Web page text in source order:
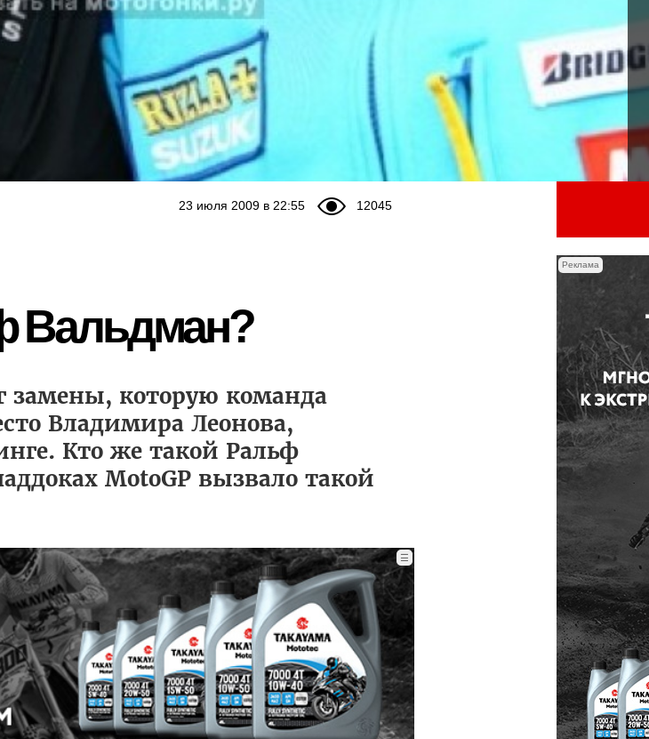
Реклама
12045
23 июля 2009 в 22:55
Вальдман?
замены, которую команда
Владимира Леонова,
Кто же такой Ральф
MotoGP вызвало такой
☰